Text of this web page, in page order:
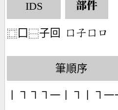
IDS
⿴ 囗 ⿱子回
部件
󶁷󶂡󶁷󶁶
筆順序
丨㇕㇕㇕一丨㇕丨㇕一